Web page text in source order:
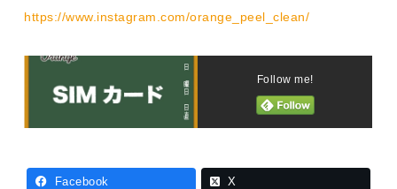
https://www.instagram.com/orange_peel_clean/
Follow me!
Facebook X